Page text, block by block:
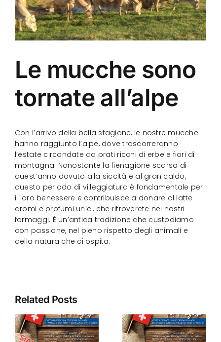
Le mucche sono
tornate all’alpe
Con l’arrivo della bella stagione, le nostre mucche
hanno raggiunto l’alpe, dove trascorreranno
l’estate circondate da prati ricchi di erbe e fiori di
montagna. Nonostante la fienagione scarsa di
quest’anno dovuto alla siccità e al gran caldo,
questo periodo di villeggiatura è fondamentale per
il loro benessere e contribuisce a donare al latte
aromi e profumi unici, che ritroverete nei nostri
formaggi. È un’antica tradizione che custodiamo
con passione, nel pieno rispetto degli animali e
della natura che ci ospita.
Related Posts